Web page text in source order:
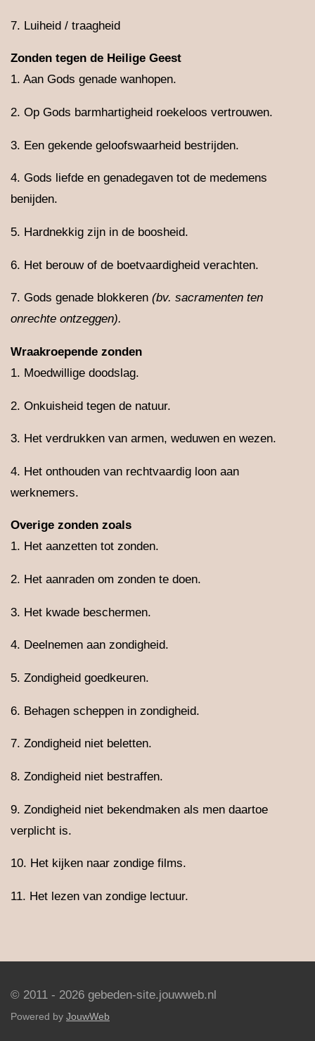
7. Luiheid / traagheid
Zonden tegen de Heilige Geest
1. Aan Gods genade wanhopen.
2. Op Gods barmhartigheid roekeloos vertrouwen.
3. Een gekende geloofswaarheid bestrijden.
4. Gods liefde en genadegaven tot de medemens
benijden.
5. Hardnekkig zijn in de boosheid.
6. Het berouw of de boetvaardigheid verachten.
7. Gods genade blokkeren (bv. sacramenten ten
onrechte ontzeggen).
Wraakroepende zonden
1. Moedwillige doodslag.
2. Onkuisheid tegen de natuur.
3. Het verdrukken van armen, weduwen en wezen.
4. Het onthouden van rechtvaardig loon aan
werknemers.
Overige zonden zoals
1. Het aanzetten tot zonden.
2. Het aanraden om zonden te doen.
3. Het kwade beschermen.
4. Deelnemen aan zondigheid.
5. Zondigheid goedkeuren.
6. Behagen scheppen in zondigheid.
7. Zondigheid niet beletten.
8. Zondigheid niet bestraffen.
9. Zondigheid niet bekendmaken als men daartoe
verplicht is.
10. Het kijken naar zondige films.
11. Het lezen van zondige lectuur.
© 2011 - 2026 gebeden-site.jouwweb.nl
Powered by JouwWeb